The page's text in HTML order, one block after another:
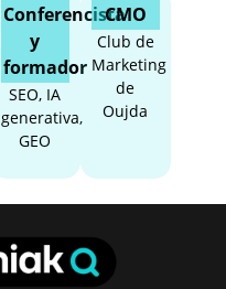
Conferencista
y
formador
SEO, IA
generativa,
GEO
CMO
Club de
Marketing
de
Oujda